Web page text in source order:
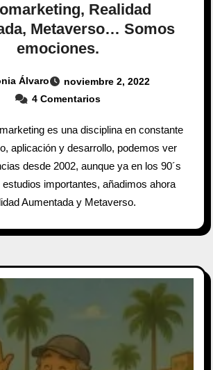
Realidad
Metaverso… Somos
emociones.
Álvaro
noviembre 2, 2022
4 Comentarios
es una disciplina en constante
aplicación y desarrollo, podemos ver
desde 2002, aunque ya en los 90´s
importantes, añadimos ahora
Aumentada y Metaverso.